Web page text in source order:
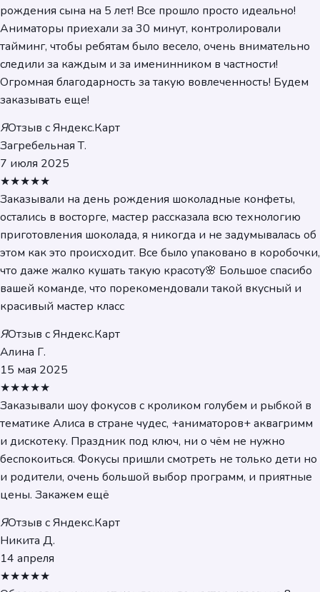
рождения сына на 5 лет! Все прошло просто идеально!
Аниматоры приехали за 30 минут, контролировали
тайминг, чтобы ребятам было весело, очень внимательно
следили за каждым и за именинником в частности!
Огромная благодарность за такую вовлеченность! Будем
заказывать еще!
ЯОтзыв с Яндекс.Карт
Загребельная Т.
7 июля 2025
★★★★★
Заказывали на день рождения шоколадные конфеты,
остались в восторге, мастер рассказала всю технологию
приготовления шоколада, я никогда и не задумывалась об
этом как это происходит. Все было упаковано в коробочки,
что даже жалко кушать такую красоту🌸 Большое спасибо
вашей команде, что порекомендовали такой вкусный и
красивый мастер класс
ЯОтзыв с Яндекс.Карт
Алина Г.
15 мая 2025
★★★★★
Заказывали шоу фокусов с кроликом голубем и рыбкой в
тематике Алиса в стране чудес, +аниматоров+ аквагримм
и дискотеку. Праздник под ключ, ни о чём не нужно
беспокоиться. Фокусы пришли смотреть не только дети но
и родители, очень большой выбор программ, и приятные
цены. Закажем ещё
ЯОтзыв с Яндекс.Карт
Никита Д.
14 апреля
★★★★★